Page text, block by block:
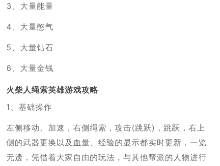
3、大量能量
4、大量憋气
5、大量钻石
6、大量金钱
火柴人绳索英雄游戏攻略
1、基础操作
左侧移动、加速，右侧绳索，攻击(跳跃)，跳跃，右上
侧的武器更换以及血量、经验的显示都实时更新，一览
无遗，凭借着大家自由的玩法，与其他帮派的人物进行